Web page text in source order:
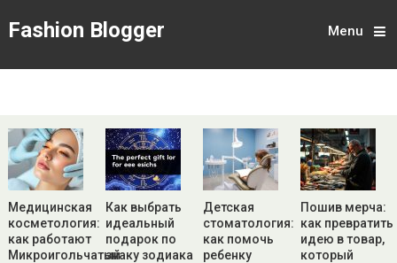
Fashion Blogger Menu
Медицинская
косметология:
как работают
Микроигольчатый
Как выбрать
идеальный
подарок по
знаку зодиака
Детская
стоматология:
как помочь
ребенку
Пошив мерча:
как превратить
идею в товар,
который